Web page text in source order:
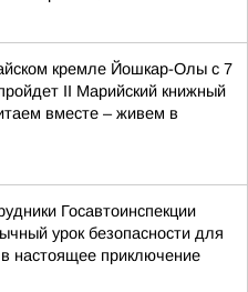
кремле Йошкар-Олы с 7
II Марийский книжный
вместе – живем в
Госавтоинспекции
урок безопасности для
настоящее приключение